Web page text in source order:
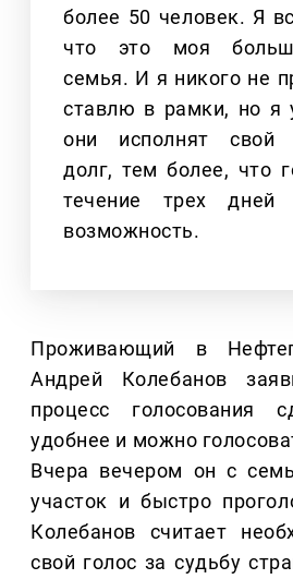
более 50 человек. Я
что это моя
семья. И я никого не
ставлю в рамки, но я
они исполнят свой
долг, тем более, что
течение трех дней
возможность.
Проживающий в
Андрей Колебанов
процесс голосования
удобнее и можно
Вчера вечером он с
участок и быстро
Колебанов считает
свой голос за судьбу